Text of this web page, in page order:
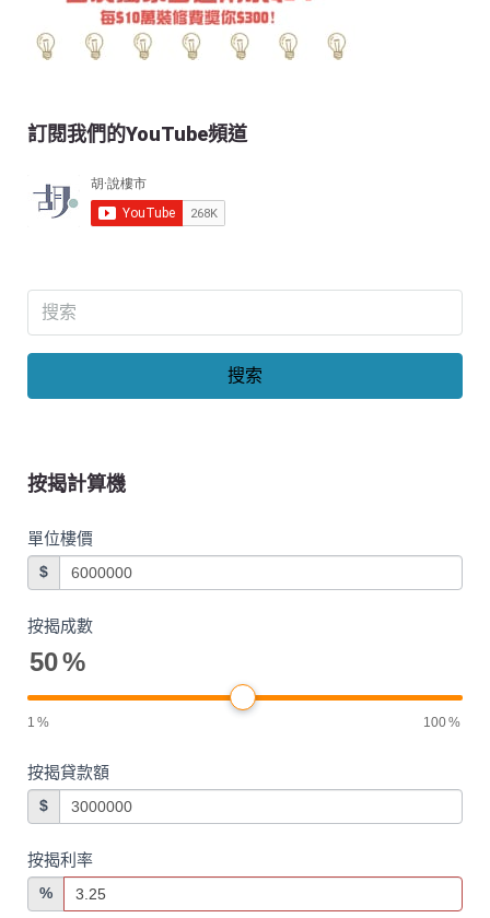
訂閱我們的YouTube頻道
搜索
按揭計算機
單位樓價
$
按揭成數
50%
1 % 100%
按揭貸款額
$
按揭利率
%